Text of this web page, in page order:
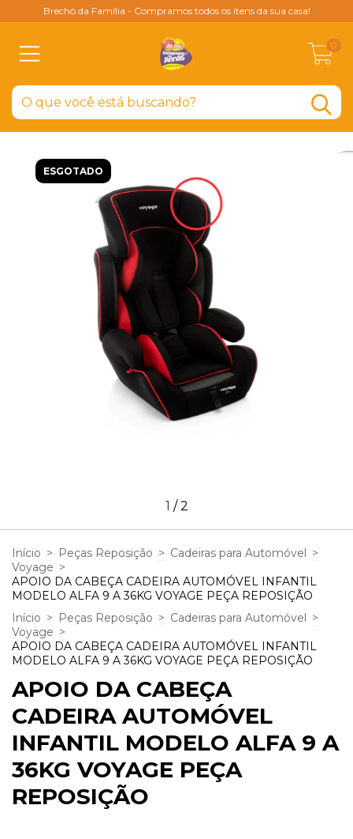
Brechó da Família - Compramos todos os itens da sua casa!
0
ESGOTADO
1 /2
Início > Peças Reposição > Cadeiras para Automóvel
>
Voyage >
APOIO DA CABEÇA CADEIRA AUTOMÓVEL INFANTIL
MODELO ALFA 9 A 36KG VOYAGE PEÇA REPOSIÇÃO
Início > Peças Reposição > Cadeiras para Automóvel
>
Voyage >
APOIO DA CABEÇA CADEIRA AUTOMÓVEL INFANTIL
MODELO ALFA 9 A 36KG VOYAGE PEÇA REPOSIÇÃO
APOIO DA CABEÇA
CADEIRA AUTOMÓVEL
INFANTIL MODELO ALFA 9 A
36KG VOYAGE PEÇA
REPOSIÇÃO